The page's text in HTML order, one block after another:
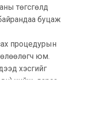
төгсгөлд
буцаж
процедурын
юм.
хэсгийг
хийж, дараа